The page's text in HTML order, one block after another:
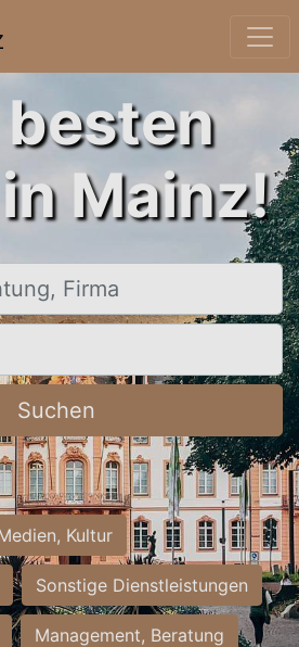
besten
Mainz!
Suchen
Kultur
Sonstige Dienstleistungen
Management, Beratung